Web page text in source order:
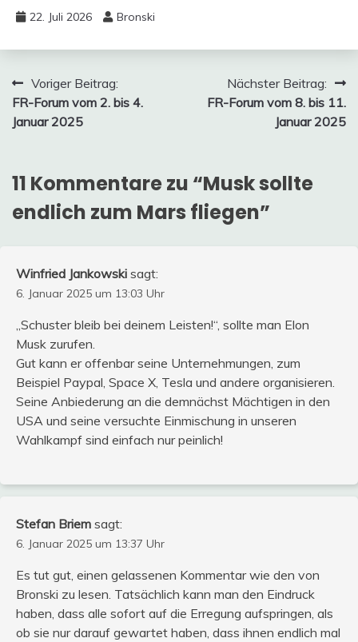
22. Juli 2026 Bronski
Beitragsnavigation
Voriger Beitrag:
FR-Forum vom 2. bis 4.
Januar 2025
Nächster Beitrag:
FR-Forum vom 8. bis 11.
Januar 2025
11 Kommentare zu “Musk sollte
endlich zum Mars fliegen”
Winfried Jankowski sagt:
6. Januar 2025 um 13:03 Uhr
„Schuster bleib bei deinem Leisten!“, sollte man Elon
Musk zurufen.
Gut kann er offenbar seine Unternehmungen, zum
Beispiel Paypal, Space X, Tesla und andere organisieren.
Seine Anbiederung an die demnächst Mächtigen in den
USA und seine versuchte Einmischung in unseren
Wahlkampf sind einfach nur peinlich!
Stefan Briem sagt:
6. Januar 2025 um 13:37 Uhr
Es tut gut, einen gelassenen Kommentar wie den von
Bronski zu lesen. Tatsächlich kann man den Eindruck
haben, dass alle sofort auf die Erregung aufspringen, als
ob sie nur darauf gewartet haben, dass ihnen endlich mal